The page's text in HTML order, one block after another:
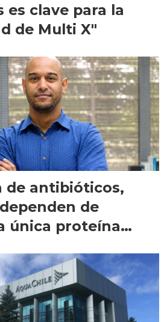
clave para la
de Multi X"
de antibióticos,
de
única proteína